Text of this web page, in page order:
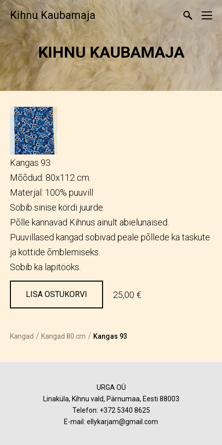
Kihnu Kaubamaja
KIHNU KAUBAMAJA
Kangas 93
Mõõdud: 80x112 cm.
Materjal: 100% puuvill
Sobib sinise kördi juurde.
Põlle kannavad Kihnus ainult abielunaised.
Puuvillased kangad sobivad peale põllede ka taskute
ja kottide õmblemiseks.
Sobib ka lapitööks.
LISA OSTUKORVI 25,00 €
Kangad / Kangad 80 cm / Kangas 93
URGA OÜ
Linaküla, Kihnu vald, Pärnumaa, Eesti 88003
Telefon: +372 5340 8625
E-mail: ellykarjam@gmail.com